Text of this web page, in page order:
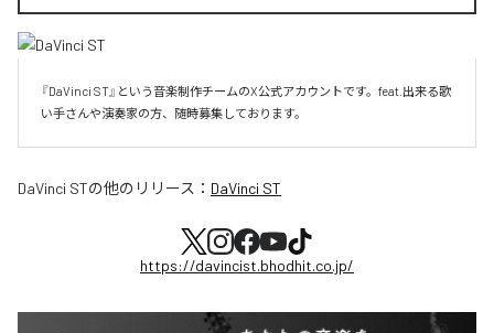
『DaVinci ST』という音楽制作チームのX公式アカウントです。feat.出来る歌
い手さんや演奏家の方、随時募集しております。
DaVinci STの他のリリース： DaVinci ST
https://davincist.bhodhit.co.jp/